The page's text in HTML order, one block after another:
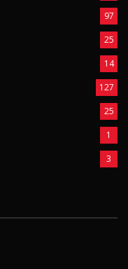
97
25
14
127
25
1
3